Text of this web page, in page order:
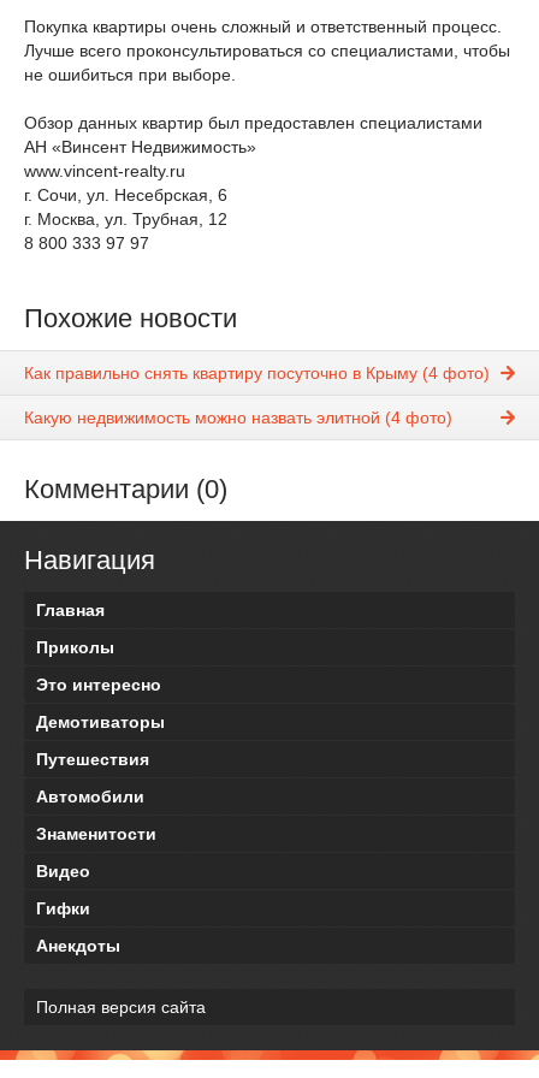
Покупка квартиры очень сложный и ответственный процесс.
Лучше всего проконсультироваться со специалистами, чтобы
не ошибиться при выборе.
Обзор данных квартир был предоставлен специалистами
АН «Винсент Недвижимость»
www.vincent-realty.ru
г. Сочи, ул. Несебрская, 6
г. Москва, ул. Трубная, 12
8 800 333 97 97
Похожие новости
Как правильно снять квартиру посуточно в Крыму (4 фото)
Какую недвижимость можно назвать элитной (4 фото)
Комментарии (0)
Навигация
Главная
Приколы
Это интересно
Демотиваторы
Путешествия
Автомобили
Знаменитости
Видео
Гифки
Анекдоты
Полная версия сайта